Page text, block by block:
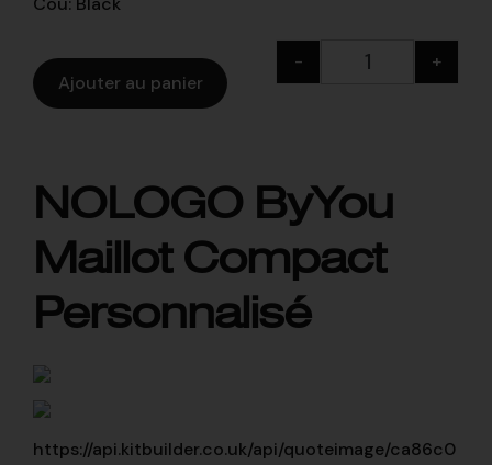
-
+
Ajouter au panier
NOLOGO ByYou
Maillot Compact
Personnalisé
https://api.kitbuilder.co.uk/api/quoteimage/ca86c0